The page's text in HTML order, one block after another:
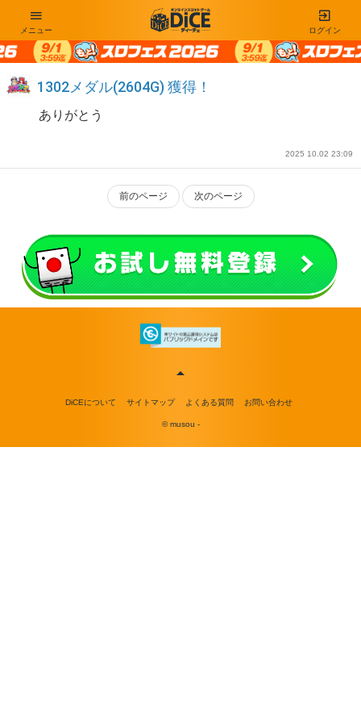
ログイン
メニュー
1302メダル(2604G) 獲得！
ありがとう
2025 10.02 23:09
前のページ 次のページ
DiCEについて サイトマップ よくある質問 お問い合わせ
© musou -